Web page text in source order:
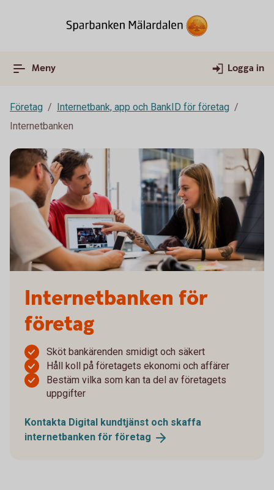
Meny Logga in
Företag
Internetbank, app och BankID för företag
Internetbanken
Internetbanken för
företag
Sköt bankärenden smidigt och säkert
Håll koll på företagets ekonomi och affärer
Bestäm vilka som kan ta del av företagets
uppgifter
Kontakta Digital kundtjänst och skaffa
internetbanken för företag